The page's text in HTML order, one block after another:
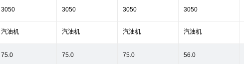
3050 3050 3050 3050
汽油机 汽油机 汽油机 汽油机
75.0 75.0 75.0 56.0